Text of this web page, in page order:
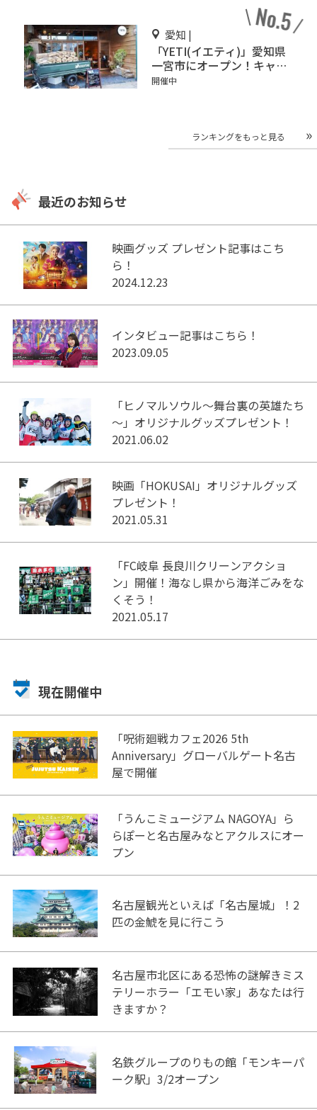
愛知 |
「YETI(イエティ)」愛知県
一宮市にオープン！キャン
プ気分を味わおう♪
開催中
ランキングをもっと見る
最近のお知らせ
映画グッズ プレゼント記事はこち
ら！
2024.12.23
インタビュー記事はこちら！
2023.09.05
「ヒノマルソウル～舞台裏の英雄たち
～」オリジナルグッズプレゼント！
2021.06.02
映画「HOKUSAI」オリジナルグッズ
プレゼント！
2021.05.31
「FC岐阜 長良川クリーンアクショ
ン」開催！海なし県から海洋ごみをな
くそう！
2021.05.17
現在開催中
「呪術廻戦カフェ2026 5th
Anniversary」グローバルゲート名古
屋で開催
「うんこミュージアム NAGOYA」ら
らぽーと名古屋みなとアクルスにオー
プン
名古屋観光といえば「名古屋城」！2
匹の金鯱を見に行こう
名古屋市北区にある恐怖の謎解きミス
テリーホラー「エモい家」あなたは行
きますか？
名鉄グループのりもの館「モンキーパ
ーク駅」3/2オープン